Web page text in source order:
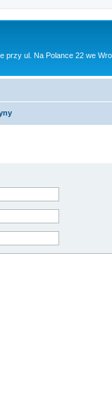
ul. Na Polance 22 we